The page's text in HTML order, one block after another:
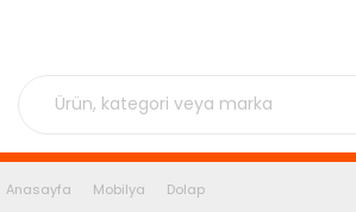
Anasayfa Mobilya Dolap